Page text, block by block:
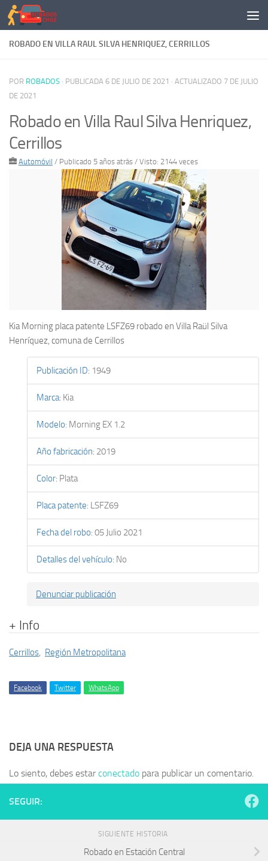
Saltar al contenido
ROBADO EN VILLA RAUL SILVA HENRIQUEZ, CERRILLOS
POR ROBADOS · PUBLICADA 6 DE JULIO DE 2021 · ACTUALIZADO 7 DE JULIO
DE 2021
Robado en Villa Raul Silva Henriquez,
Cerrillos
Automóvil / Publicado 5 años atrás / Visto: 2144 veces
Kia Morning placa patente LSFZ69 robado en Villa Raül Silva
Henríquez, comuna de Cerrillos
Publicación ID: 1949
Marca: Kia
Modelo: Morning EX 1.2
Año fabricación: 2019
Color: Plata
Placa patente: LSFZ69
Fecha del robo: 05 Julio 2021
Detalles del vehículo: No
Denunciar publicación
+ Info
Cerrillos, Región Metropolitana
Facebook Twitter WhatsApp
DEJA UNA RESPUESTA
Lo siento, debes estarconectado para publicar un comentario.
SEGUIR:
SIGUIENTE HISTORIA
Robado en Estación Central